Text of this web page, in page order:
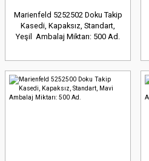
Marienfeld 5252502 Doku Takip
Kasedi, Kapaksız, Standart,
Yeşil Ambalaj Miktarı: 500 Ad.